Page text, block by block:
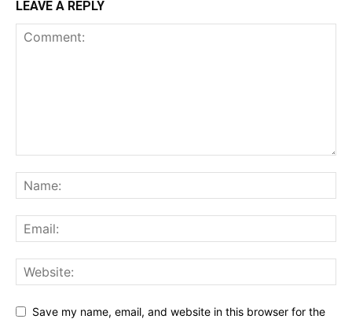
LEAVE A REPLY
Save my name, email, and website in this browser for the